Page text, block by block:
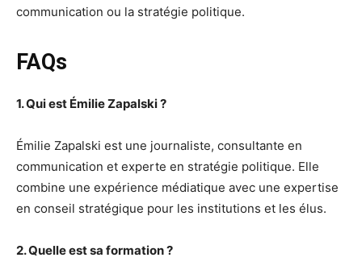
communication ou la stratégie politique.
FAQs
1. Qui est Émilie Zapalski ?
Émilie Zapalski est une journaliste, consultante en
communication et experte en stratégie politique. Elle
combine une expérience médiatique avec une expertise
en conseil stratégique pour les institutions et les élus.
2. Quelle est sa formation ?